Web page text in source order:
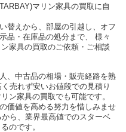
マリン家具の買取に自
替えから、部屋の引越し、オフ
品・在庫品の処分まで、 様々
家具の買取のご依頼・ご相談
、中古品の相場・販売経路を熟
売れず安いお値段での見積り
ン家具の買取でも可能です。
価値を高める努力を惜しみませ
ら、業界最高値でのスターベ
のです。